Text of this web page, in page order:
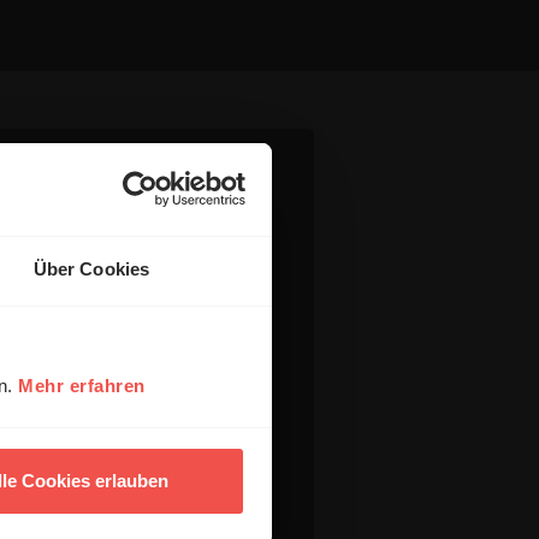
Über Cookies
Mehr erfahren
Cookies erlauben